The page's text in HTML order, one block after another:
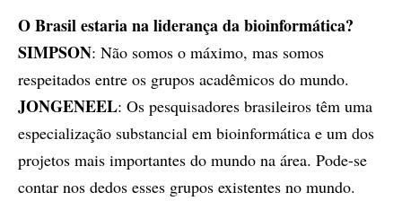
O Brasil estaria na liderança da bioinformática?
SIMPSON: Não somos o máximo, mas somos
respeitados entre os grupos acadêmicos do mundo.
JONGENEEL: Os pesquisadores brasileiros têm uma
especialização substancial em bioinformática e um dos
projetos mais importantes do mundo na área. Pode-se
contar nos dedos esses grupos existentes no mundo.